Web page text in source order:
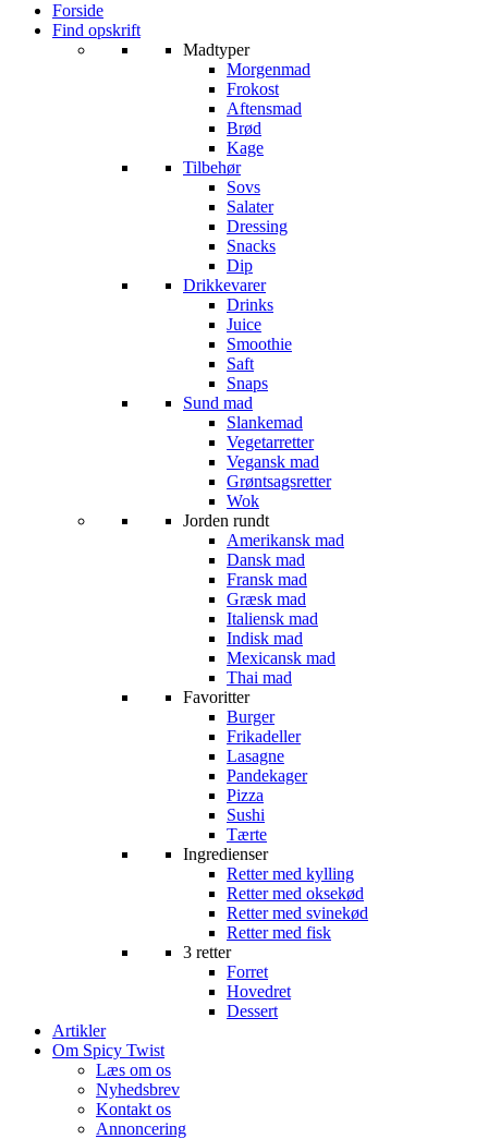
Forside
Find opskrift
Madtyper
Morgenmad
Frokost
Aftensmad
Brød
Kage
Tilbehør
Sovs
Salater
Dressing
Snacks
Dip
Drikkevarer
Drinks
Juice
Smoothie
Saft
Snaps
Sund mad
Slankemad
Vegetarretter
Vegansk mad
Grøntsagsretter
Wok
Jorden rundt
Amerikansk mad
Dansk mad
Fransk mad
Græsk mad
Italiensk mad
Indisk mad
Mexicansk mad
Thai mad
Favoritter
Burger
Frikadeller
Lasagne
Pandekager
Pizza
Sushi
Tærte
Ingredienser
Retter med kylling
Retter med oksekød
Retter med svinekød
Retter med fisk
3 retter
Forret
Hovedret
Dessert
Artikler
Om Spicy Twist
Læs om os
Nyhedsbrev
Kontakt os
Annoncering